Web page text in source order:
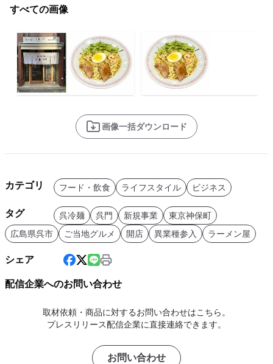
すべての画像
画像一括ダウンロード
カテゴリ フード・飲食 ライフスタイル ビジネス
タグ 呉冷麺 呉門 新規事業
東京神保町
広島県呉市
ご当地グルメ 開店 異業種参入 ラーメン屋
シェア
配信企業へのお問い合わせ
取材依頼・商品に対するお問い合わせはこちら。
プレスリリース配信企業に直接連絡できます。
お問い合わせ